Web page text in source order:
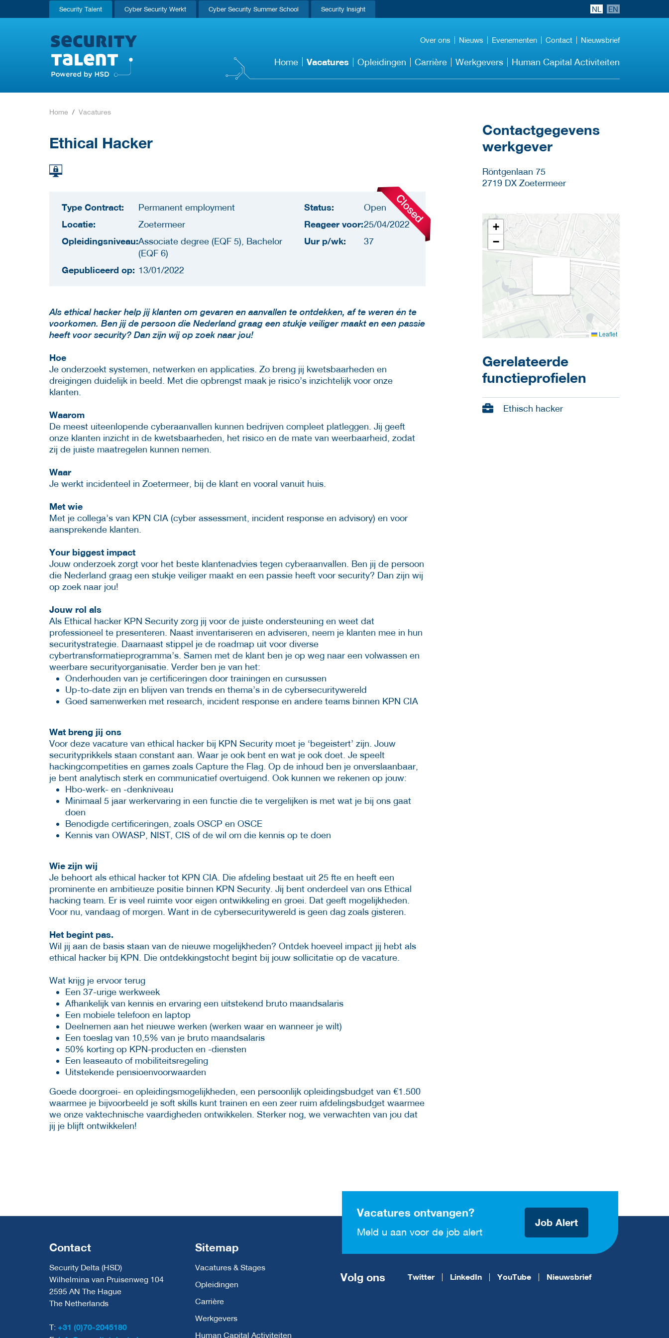
Security Talent Cyber Security Werkt Cyber Security Summer School Security Insight NL EN
Over ons Nieuws Evenementen Contact Nieuwsbrief
Home Vacatures Opleidingen Carrière Werkgevers Human Capital Activiteiten
Home Vacatures
Ethical Hacker
Type Contract: Permanent employment
Locatie: Zoetermeer
Opleidingsniveau:Associate degree (EQF 5), Bachelor
(EQF 6)
Gepubliceerd op: 13/01/2022
Status: Open
Reageer voor:25/04/2022
Uur p/wk: 37
Als ethical hacker help jij klanten om gevaren en aanvallen te ontdekken, af te weren én te
voorkomen. Ben jij de persoon die Nederland graag een stukje veiliger maakt en een passie
heeft voor security? Dan zijn wij op zoek naar jou!
Hoe
Je onderzoekt systemen, netwerken en applicaties. Zo breng jij kwetsbaarheden en
dreigingen duidelijk in beeld. Met die opbrengst maak je risico’s inzichtelijk voor onze
klanten.
Waarom
De meest uiteenlopende cyberaanvallen kunnen bedrijven compleet platleggen. Jij geeft
onze klanten inzicht in de kwetsbaarheden, het risico en de mate van weerbaarheid, zodat
zij de juiste maatregelen kunnen nemen.
Waar
Je werkt incidenteel in Zoetermeer, bij de klant en vooral vanuit huis.
Met wie
Met je collega’s van KPN CIA (cyber assessment, incident response en advisory) en voor
aansprekende klanten.
Your biggest impact
Jouw onderzoek zorgt voor het beste klantenadvies tegen cyberaanvallen. Ben jij de persoon
die Nederland graag een stukje veiliger maakt en een passie heeft voor security? Dan zijn wij
op zoek naar jou!
Jouw rol als
Als Ethical hacker KPN Security zorg jij voor de juiste ondersteuning en weet dat
professioneel te presenteren. Naast inventariseren en adviseren, neem je klanten mee in hun
securitystrategie. Daarnaast stippel je de roadmap uit voor diverse
cybertransformatieprogramma’s. Samen met de klant ben je op weg naar een volwassen en
weerbare securityorganisatie. Verder ben je van het:
Onderhouden van je certificeringen door trainingen en cursussen
Up-to-date zijn en blijven van trends en thema’s in de cybersecuritywereld
Goed samenwerken met research, incident response en andere teams binnen KPN CIA
Wat breng jij ons
Voor deze vacature van ethical hacker bij KPN Security moet je ‘begeistert’ zijn. Jouw
securityprikkels staan constant aan. Waar je ook bent en wat je ook doet. Je speelt
hackingcompetities en games zoals Capture the Flag. Op de inhoud ben je onverslaanbaar,
je bent analytisch sterk en communicatief overtuigend. Ook kunnen we rekenen op jouw:
Hbo-werk- en -denkniveau
Minimaal 5 jaar werkervaring in een functie die te vergelijken is met wat je bij ons gaat
doen
Benodigde certificeringen, zoals OSCP en OSCE
Kennis van OWASP, NIST, CIS of de wil om die kennis op te doen
Wie zijn wij
Je behoort als ethical hacker tot KPN CIA. Die afdeling bestaat uit 25 fte en heeft een
prominente en ambitieuze positie binnen KPN Security. Jij bent onderdeel van ons Ethical
hacking team. Er is veel ruimte voor eigen ontwikkeling en groei. Dat geeft mogelijkheden.
Voor nu, vandaag of morgen. Want in de cybersecuritywereld is geen dag zoals gisteren.
Het begint pas.
Wil jij aan de basis staan van de nieuwe mogelijkheden? Ontdek hoeveel impact jij hebt als
ethical hacker bij KPN. Die ontdekkingstocht begint bij jouw sollicitatie op de vacature.
Wat krijg je ervoor terug
Een 37-urige werkweek
Afhankelijk van kennis en ervaring een uitstekend bruto maandsalaris
Een mobiele telefoon en laptop
Deelnemen aan het nieuwe werken (werken waar en wanneer je wilt)
Een toeslag van 10,5% van je bruto maandsalaris
50% korting op KPN-producten en -diensten
Een leaseauto of mobiliteitsregeling
Uitstekende pensioenvoorwaarden
Goede doorgroei- en opleidingsmogelijkheden, een persoonlijk opleidingsbudget van €1.500
waarmee je bijvoorbeeld je soft skills kunt trainen en een zeer ruim afdelingsbudget waarmee
we onze vaktechnische vaardigheden ontwikkelen. Sterker nog, we verwachten van jou dat
jij je blijft ontwikkelen!
Contactgegevens
werkgever
Röntgenlaan 75
2719 DX Zoetermeer
+
−
Leaflet
Gerelateerde
functieprofielen
Ethisch hacker
Vacatures ontvangen?
Meld u aan voor de job alert
Job Alert
Contact
Security Delta (HSD)
Wilhelmina van Pruisenweg 104
2595 AN The Hague
The Netherlands
T: +31 (0)70-2045180
Sitemap
Vacatures & Stages
Opleidingen
Carrière
Werkgevers
Human Capital Activiteiten
Volg ons Twitter LinkedIn YouTube Nieuwsbrief